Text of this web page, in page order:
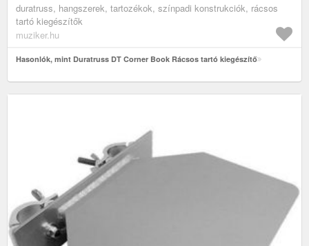
duratruss, hangszerek, tartozékok, színpadi konstrukciók, rácsos
tartó kiegészítők
muziker.hu
Hasonlók, mint Duratruss DT Corner Book Rácsos tartó kiegészítő